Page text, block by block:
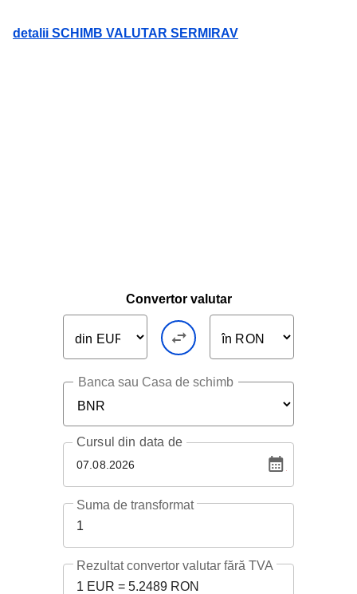
detalii SCHIMB VALUTAR SERMIRAV
Convertor valutar
Banca sau Casa de schimb
07.08.2026
Cursuldin data de
1
Suma de transformat
1 EUR = 5.2489 RON
Rezultat convertor valutar fără TVA